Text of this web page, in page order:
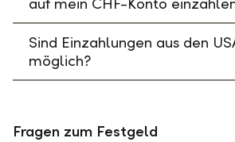
auf mein CHF-Konto
Sind Einzahlungen aus den
möglich?
Fragen zum Festgeld